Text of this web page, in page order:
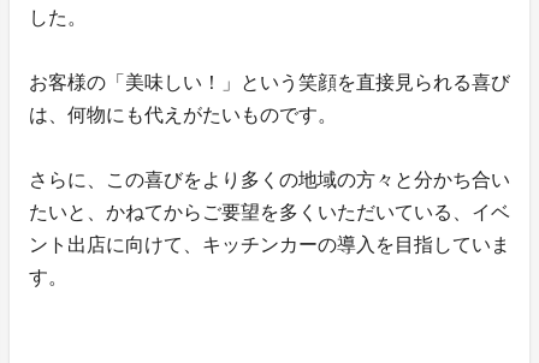
した。
お客様の「美味しい！」という笑顔を直接見られる喜び
は、何物にも代えがたいものです。
さらに、この喜びをより多くの地域の方々と分かち合い
たいと、かねてからご要望を多くいただいている、イベ
ント出店に向けて、キッチンカーの導入を目指していま
す。